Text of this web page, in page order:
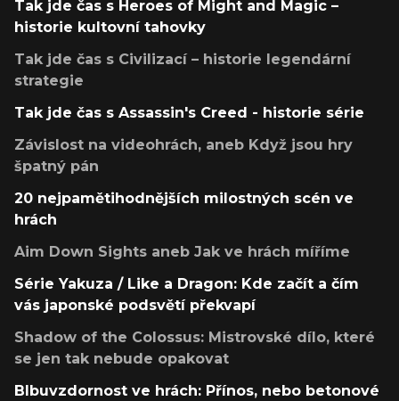
Tak jde čas s Heroes of Might and Magic –
historie kultovní tahovky
Tak jde čas s Civilizací – historie legendární
strategie
Tak jde čas s Assassin's Creed - historie série
Závislost na videohrách, aneb Když jsou hry
špatný pán
20 nejpamětihodnějších milostných scén ve
hrách
Aim Down Sights aneb Jak ve hrách míříme
Série Yakuza / Like a Dragon: Kde začít a čím
vás japonské podsvětí překvapí
Shadow of the Colossus: Mistrovské dílo, které
se jen tak nebude opakovat
Blbuvzdornost ve hrách: Přínos, nebo betonové